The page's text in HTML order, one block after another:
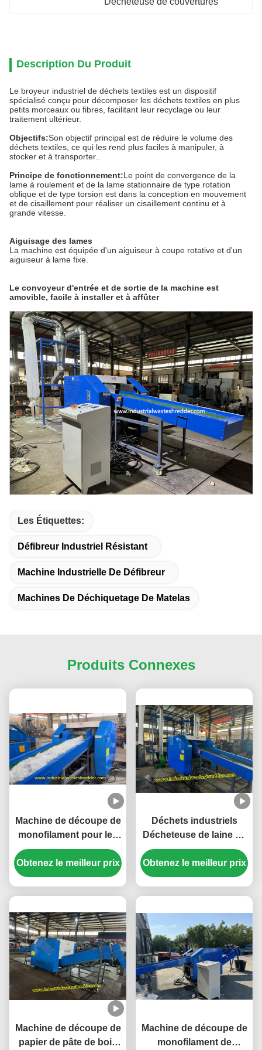
Description Du Produit
Le broyeur industriel de déchets textiles est un dispositif
spécialisé conçu pour décomposer les déchets textiles en plus
petits morceaux ou fibres, facilitant leur recyclage ou leur
traitement ultérieur.
Objectifs:Son objectif principal est de réduire le volume des
déchets textiles, ce qui les rend plus faciles à manipuler, à
stocker et à transporter..
Principe de fonctionnement:Le point de convergence de la
lame à roulement et de la lame stationnaire de type rotation
oblique et de type torsion est dans la conception en mouvement
et de cisaillement pour réaliser un cisaillement continu et à
grande vitesse.
Aiguisage des lames
La machine est équipée d'un aiguiseur à coupe rotative et d'un
aiguiseur à lame fixe.
Le convoyeur d'entrée et de sortie de la machine est
amovible, facile à installer et à affûter
Les Étiquettes:
Défibreur Industriel Résistant
Machine Industrielle De Défibreur
Machines De Déchiquetage De Matelas
Produits Connexes
Machine de découpe de
monofilament pour les
fils de PP PP HDPE
PA,capacité de 300 à
2000 kg par heure
Obtenez le meilleur prix
Déchets industriels
Décheteuse de laine de
mouton, de laine de
chèvre et de laine de
chèvre Décheteuse
Faible consommation
d'énergie
Obtenez le meilleur prix
Machine de découpe de
papier de pâte de bois
Machine de découpe de
monofilament de